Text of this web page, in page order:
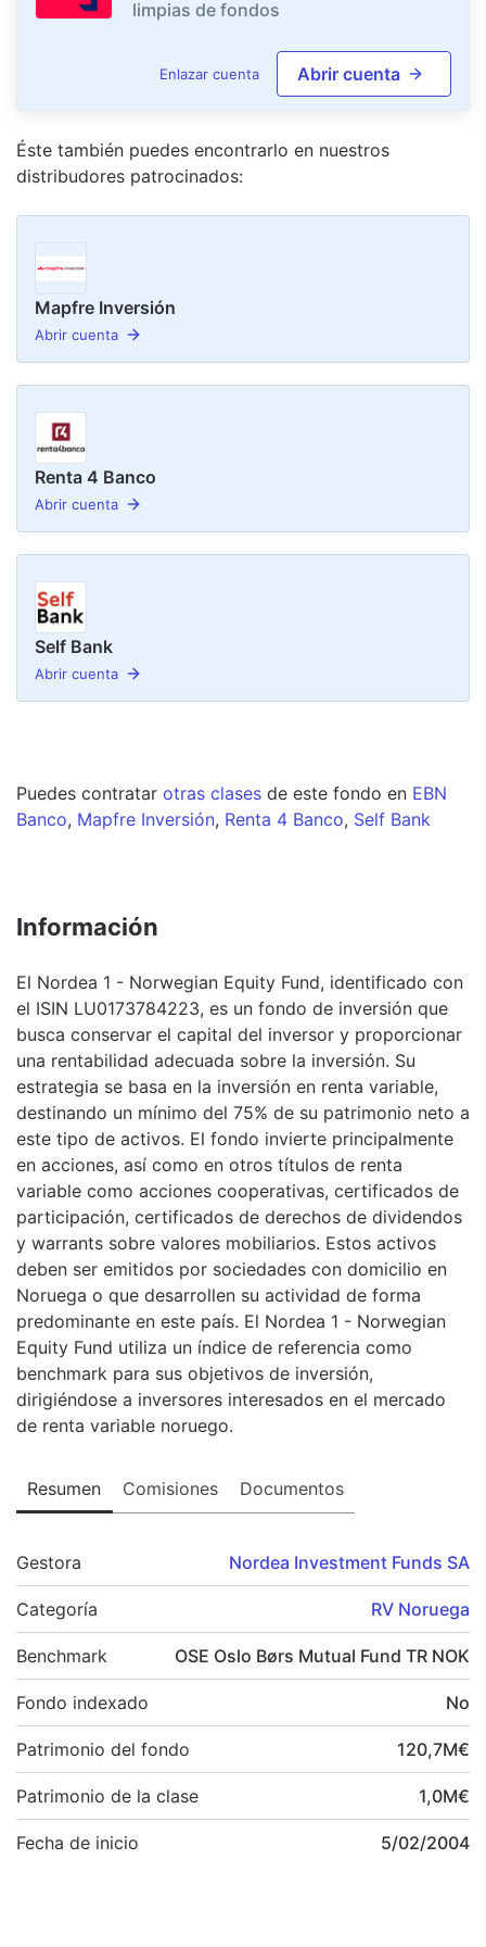
limpias de fondos
Enlazar cuenta Abrir cuenta
Éste también puedes encontrarlo en nuestros
distribudores patrocinados:
Mapfre Inversión
Abrir cuenta
Renta 4 Banco
Abrir cuenta
Self Bank
Abrir cuenta
Puedes contratar otras clases de este fondo en EBN
Banco, Mapfre Inversión, Renta 4 Banco, Self Bank
Información
El Nordea 1 - Norwegian Equity Fund, identificado con
el ISIN LU0173784223, es un fondo de inversión que
busca conservar el capital del inversor y proporcionar
una rentabilidad adecuada sobre la inversión. Su
estrategia se basa en la inversión en renta variable,
destinando un mínimo del 75% de su patrimonio neto a
este tipo de activos. El fondo invierte principalmente
en acciones, así como en otros títulos de renta
variable como acciones cooperativas, certificados de
participación, certificados de derechos de dividendos
y warrants sobre valores mobiliarios. Estos activos
deben ser emitidos por sociedades con domicilio en
Noruega o que desarrollen su actividad de forma
predominante en este país. El Nordea 1 - Norwegian
Equity Fund utiliza un índice de referencia como
benchmark para sus objetivos de inversión,
dirigiéndose a inversores interesados en el mercado
de renta variable noruego.
Resumen Comisiones Documentos
Gestora Nordea Investment Funds SA
Categoría RV Noruega
Benchmark OSE Oslo Børs Mutual Fund TR NOK
Fondo indexado No
Patrimonio del fondo 120,7M€
Patrimonio de la clase 1,0M€
Fecha de inicio 5/02/2004